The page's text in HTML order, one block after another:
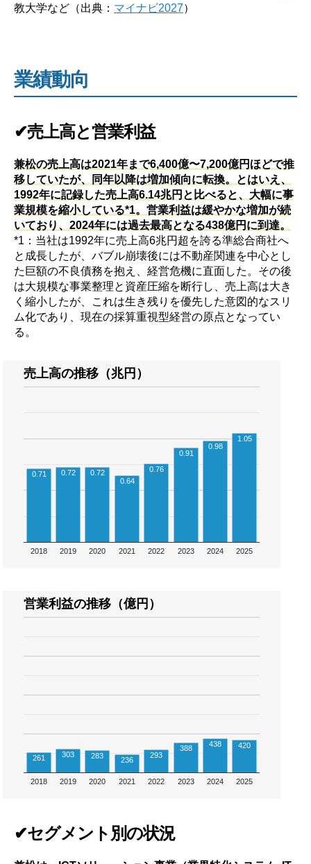
教大学など（出典： マイナビ2027）
業績動向
✔売上高と営業利益
兼松の売上高は2021年まで6,400億〜7,200億円ほどで推
移していたが、同年以降は増加傾向に転換。とはいえ、
1992年に記録した売上高6.14兆円と比べると、大幅に事
業規模を縮小している*1。営業利益は緩やかな増加が続
いており、2024年には過去最高となる438億円に到達。
*1：当社は1992年に売上高6兆円超を誇る準総合商社へ
と成長したが、バブル崩壊後には不動産関連を中心とし
た巨額の不良債務を抱え、経営危機に直面した。その後
は大規模な事業整理と資産圧縮を断行し、売上高は大き
く縮小したが、これは生き残りを優先した意図的なスリ
ム化であり、現在の採算重視型経営の原点となってい
る。
売上高の推移（兆円）
2018 2019 2020 2021 2022 2023 2024 2025
0.71 0.72
0.72
0.64
0.76
0.91
0.98
1.05
営業利益の推移（億円）
2018 2019 2020 2021 2022 2023 2024 2025
261 303 283 236
293
388 438 420
✔セグメント別の状況